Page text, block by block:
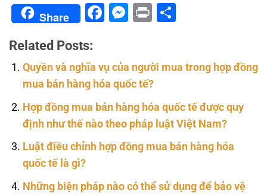
Share Facebook
Messenger
Print
Related Posts:
Quyền và nghĩa vụ của người mua trong hợp đồng
mua bán hàng hóa quốc tế?
Hợp đồng mua bán hàng hóa quốc tế được quy
định như thế nào theo pháp luật Việt Nam?
Luật điều chỉnh hợp đồng mua bán hàng hóa
quốc tế là gì?
Những biện pháp nào có thể sử dụng để bảo vệ